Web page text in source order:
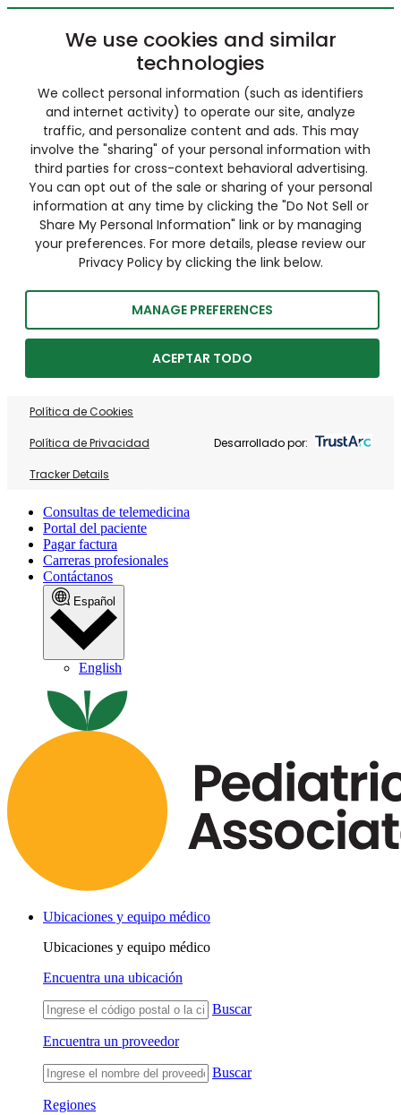
We use cookies and similar
technologies
We collect personal information (such as identifiers
and internet activity) to operate our site, analyze
traffic, and personalize content and ads. This may
involve the "sharing" of your personal information with
third parties for cross-context behavioral advertising.
You can opt out of the sale or sharing of your personal
information at any time by clicking the "Do Not Sell or
Share My Personal Information" link or by managing
your preferences. For more details, please review our
Privacy Policy by clicking the link below.
MANAGE PREFERENCES
ACEPTAR TODO
Política de Cookies
Política de Privacidad
Tracker Details
Desarrollado por:
Consultas de telemedicina
Portal del paciente
Pagar factura
Carreras profesionales
Contáctanos
Español
English
Ubicaciones y equipo médico
Ubicaciones y equipo médico
Encuentra una ubicación
Buscar
Encuentra un proveedor
Buscar
Regiones